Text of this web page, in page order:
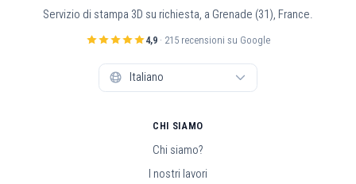
Servizio di stampa 3D su richiesta, a Grenade (31), France.
4,9· 215 recensioni su Google
CHI SIAMO
Chi siamo?
I nostri lavori